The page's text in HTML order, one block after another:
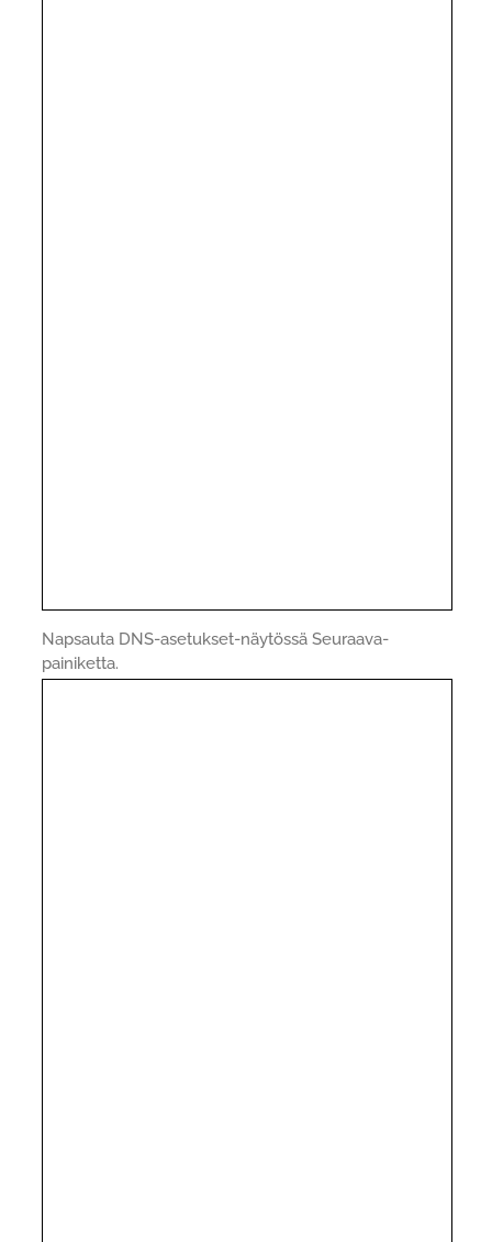
Napsauta DNS-asetukset-näytössä Seuraava-
painiketta.